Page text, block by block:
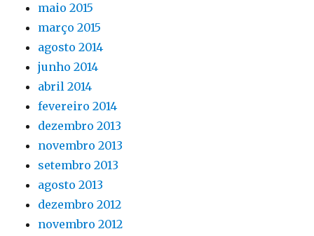
maio 2015
março 2015
agosto 2014
junho 2014
abril 2014
fevereiro 2014
dezembro 2013
novembro 2013
setembro 2013
agosto 2013
dezembro 2012
novembro 2012